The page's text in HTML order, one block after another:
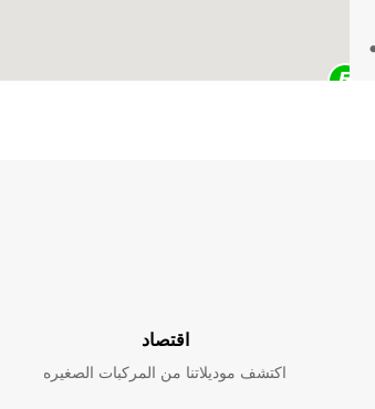
اقتصاد
اكتشف موديلاتنا من المركبات الصغيره